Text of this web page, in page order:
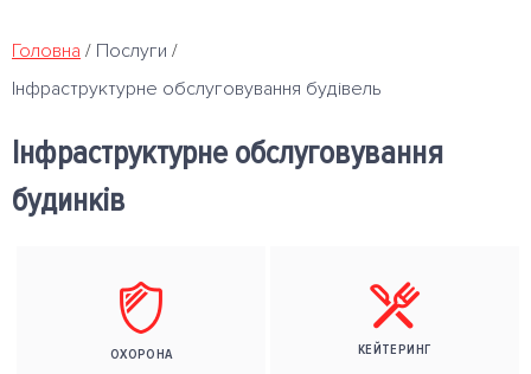
Головна / Послуги /
Інфраструктурне обслуговування будівель
Інфраструктурне обслуговування
будинків
ОХОРОНА КЕЙТЕРИНГ